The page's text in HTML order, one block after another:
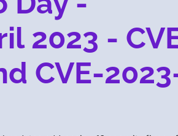
2023 -
CVE-